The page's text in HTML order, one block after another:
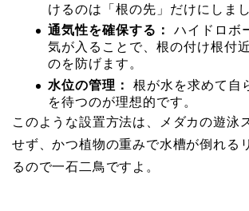
けるのは「根の先」だけにしまし
通気性を確保する：
ハイドロボ
気が入ることで、根の付け根付
のを防げます。
水位の管理：
根が水を求めて自
を待つのが理想的です。
このような設置方法は、メダカの遊泳
せず、かつ植物の重みで水槽が倒れる
るので一石二鳥ですよ。